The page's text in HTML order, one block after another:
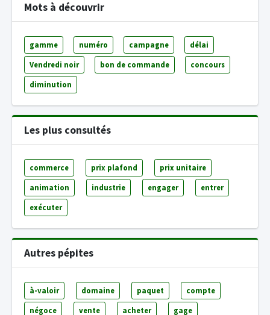
Mots à découvrir
gamme numéro campagne délai
Vendredi noir bon de commande concours
diminution
Les plus consultés
commerce prix plafond prix unitaire
animation industrie engager entrer
exécuter
Autres pépites
à-valoir domaine paquet compte
négoce vente acheter gage